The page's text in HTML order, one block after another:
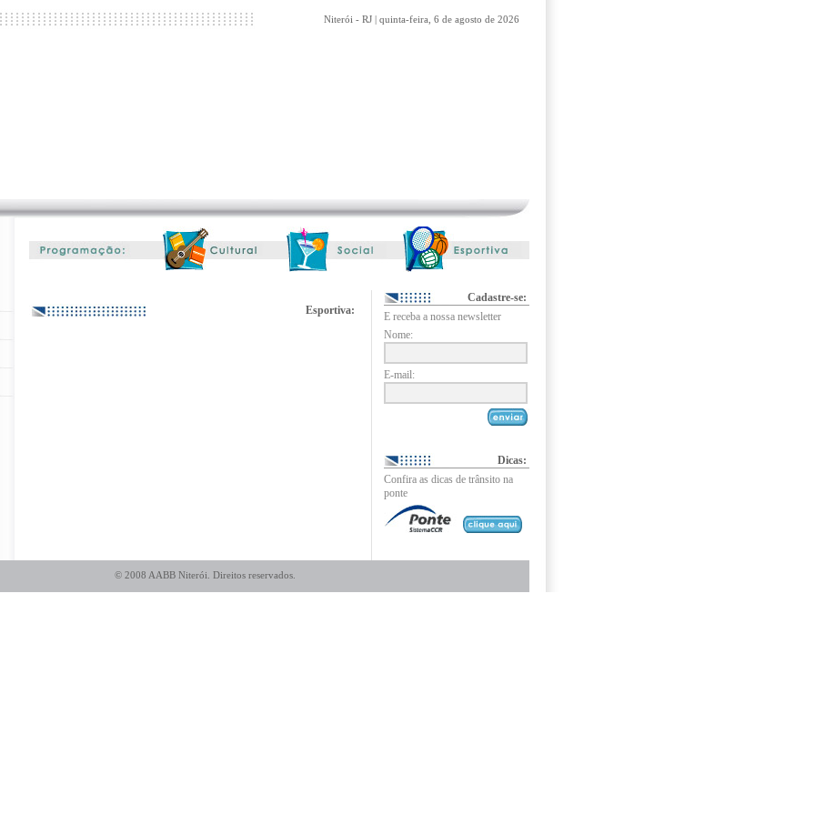
Niterói - RJ | quinta-feira, 6 de agosto de 2026
Esportiva:
Cadastre-se:
E receba a nossa newsletter
Nome:
E-mail:
Dicas:
Confira as dicas de trânsito na
ponte
© 2008 AABB Niterói. Direitos reservados.